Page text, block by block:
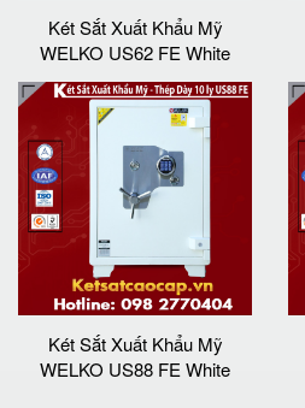
Két Sắt Xuất Khẩu Mỹ
WELKO US62 FE White
Két Sắt Xuất Khẩu Mỹ
WELKO US88 FE White